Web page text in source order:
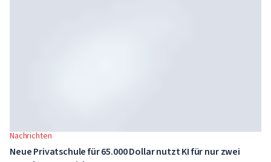
Nachrichten
Neue Privatschule für 65.000 Dollar nutzt KI für nur zwei